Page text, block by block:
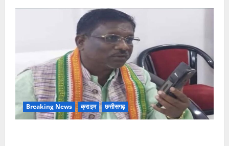
Breaking News क्राइम छत्तीसगढ़